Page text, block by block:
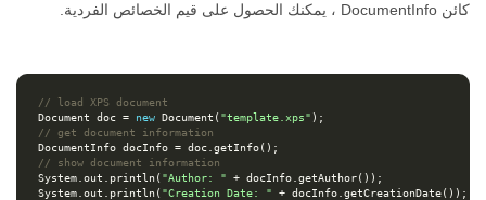
كائن DocumentInfo ، يمكنك الحصول على قيم الخصائص الفردية.
// load XPS document
Document
doc = new Document ( "template.xps" );
// get document information
DocumentInfo docInfo = doc getInfo();
// show document information
System out println( "Author: " + docInfo getAuthor());
System out println( "Creation Date: " + docInfo getCreationDate());